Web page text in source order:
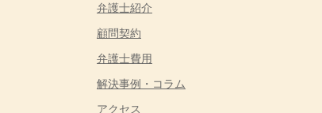
弁護士紹介
顧問契約
弁護士費用
解決事例・コラム
アクセス